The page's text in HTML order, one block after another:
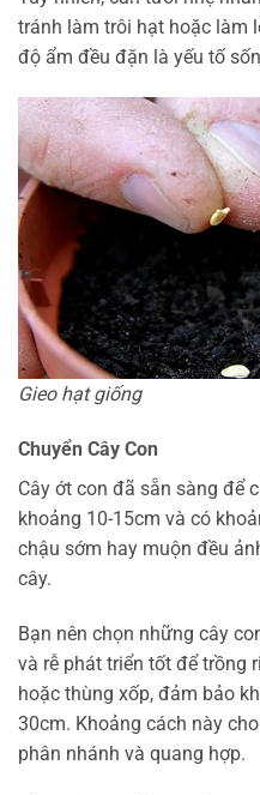
tránh làm trôi hạt hoặc làm
độ ẩm đều đặn là yếu tố
Gieo hạt giống
Chuyển Cây Con
Cây ớt con đã sẵn sàng để
khoảng 10-15cm và có
chậu sớm hay muộn đều
cây.
Bạn nên chọn những cây
và rễ phát triển tốt để trồng
hoặc thùng xốp, đảm bảo
30cm. Khoảng cách này
phân nhánh và quang hợp.